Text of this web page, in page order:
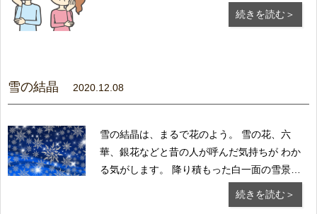
理解した上で計画に臨むことが 大切です。 い
続きを読む＞
雪の結晶 2020.12.08
雪の結晶は、まるで花のよう。 雪の花、六
華、銀花などと昔の人が呼んだ気持ちが わか
る気がします。 降り積もった白一面の雪景色
続きを読む＞